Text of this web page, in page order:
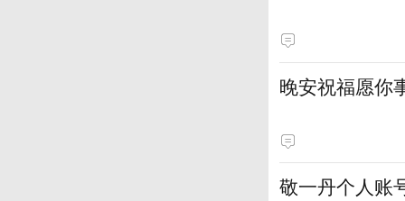
晚安祝福愿你
敬一丹个人账